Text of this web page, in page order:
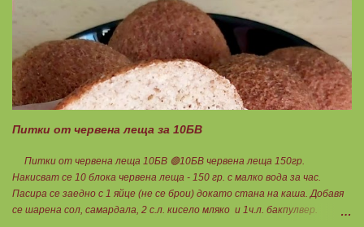
и по този начин се избягват проблемите със алергии, задържане на
вода, подуване на стомаха, диария или друг тип дискомфорт.
Питки от червена леща за 10БВ
Питки от червена леща 10БВ 🟢10БВ червена леща 150гр.
Накисват се 10 блока червена леща - 150 гр. с малко вода за час.
Пасира се заедно с 1 яйце (не се брои) докато стана на каша. Добавя
се шарена сол, самардала, 2 с.л. кисело мляко и 1ч.л. бакпулвер.